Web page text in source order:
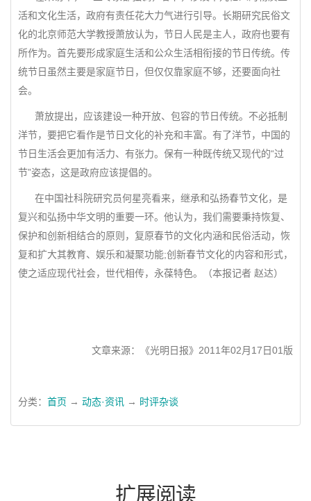
活和文化生活，政府有责任花大力气进行引导。长期研究民俗文
化的北京师范大学教授萧放认为，节日人民是主人，政府也要有
所作为。首先要形成家庭生活和公众生活相衔接的节日传统。传
统节日虽然主要是家庭节日，但仅仅靠家庭不够，还要面向社
会。
萧放提出，应该建设一种开放、包容的节日传统。不必抵制
洋节，要把它看作是节日文化的补充和丰富。有了洋节，中国的
节日生活会更加有活力、有张力。保有一种既传统又现代的“过
节”姿态，这是政府应该提倡的。
在中国社科院研究员何星亮看来，继承和弘扬春节文化，是
复兴和弘扬中华文明的重要一环。他认为，我们需要秉持恢复、
保护和创新相结合的原则，复原春节的文化内涵和民俗活动，恢
复和扩大其教育、娱乐和凝聚功能;创新春节文化的内容和形式，
使之适应现代社会，世代相传，永葆特色。（本报记者 赵达）
文章来源：《光明日报》2011年02月17日01版
分类： 首页 → 动态·资讯 → 时评杂谈
扩展阅读